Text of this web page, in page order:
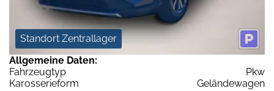
Standort Zentrallager
Allgemeine Daten:
Fahrzeugtyp
Pkw
Karosserieform
Geländewagen